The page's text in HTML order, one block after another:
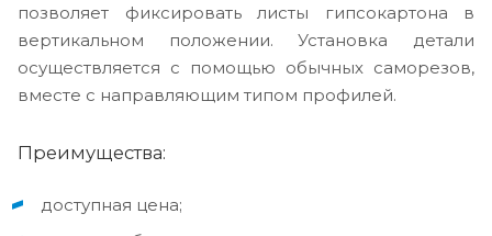
позволяет фиксировать листы гипсокартона в
вертикальном положении. Установка детали
осуществляется с помощью обычных саморезов,
вместе с направляющим типом профилей.
Преимущества:
доступная цена;